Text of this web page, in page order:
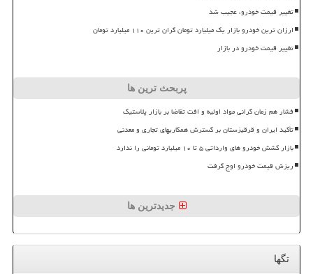
تغییر قیمت خودرو، عجیب شد
ارزان ترین خودرو بازار یک میلیارد تومان گران ترین ۱۱۰ میلیارد تومان
تغییر قیمت خودرو در بازار
پربحث ترین ها
فشار هم زمان گرانی مواد اولیه و افت تقاضا بر بازار پلاستیک
تأکید ایران و قرقیزستان بر گسترش همکاریهای تجاری و معدنی
بازار کشش خودرو های وارداتی ۵ تا ۱۰ میلیارد تومانی را ندارد
ریزش قیمت خودرو اوج گرفت
جدیدترین ها
تگها